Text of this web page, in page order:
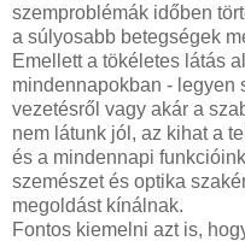
szemproblémák időben
a súlyosabb betegségek
Emellett a tökéletes látás
mindennapokban - legyen
vezetésről vagy akár a
nem látunk jól, az kihat a
és a mindennapi
szemészet és optika
megoldást kínálnak.
Fontos kiemelni azt is,